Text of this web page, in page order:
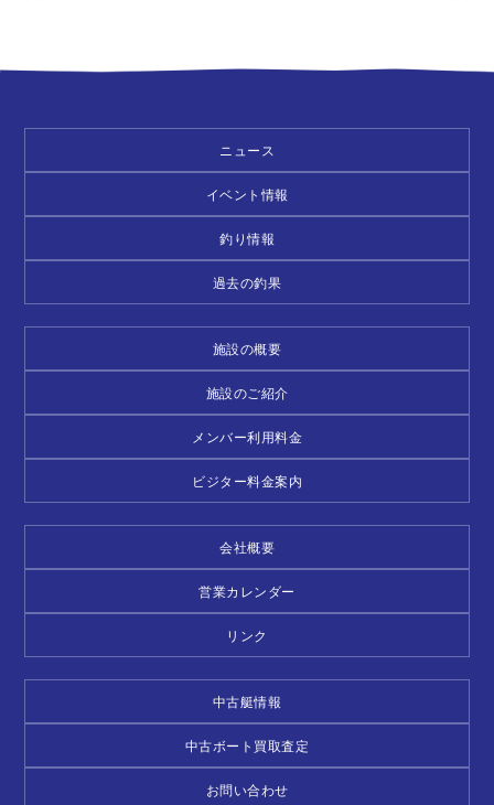
ニュース
イベント情報
釣り情報
過去の釣果
施設の概要
施設のご紹介
メンバー利用料金
ビジター料金案内
会社概要
営業カレンダー
リンク
中古艇情報
中古ボート買取査定
お問い合わせ